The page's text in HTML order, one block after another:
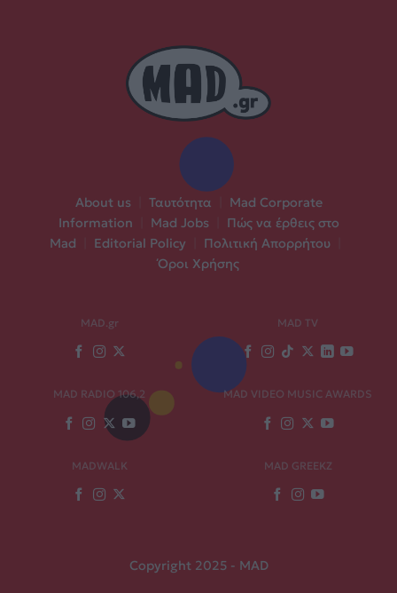
About us Ταυτότητα
Mad Corporate
Information
Mad Jobs
Πώς να έρθεις στο
Mad
Editorial Policy Πολιτική Απορρήτου
Όροι Χρήσης
MAD.gr MAD TV
MAD RADIO 106,2 MAD VIDEO MUSIC AWARDS
MADWALK MAD GREEKZ
Copyright 2025 - MAD